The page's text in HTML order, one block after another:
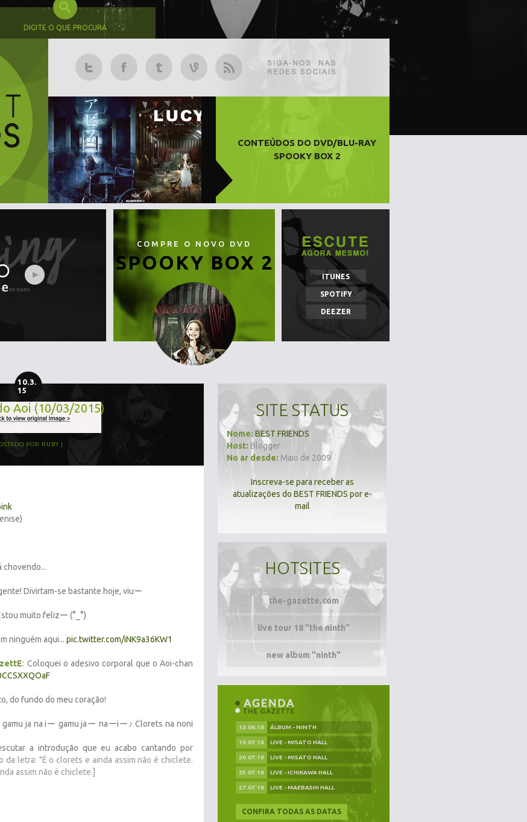
DIGITE O QUE PROCURA
CONTEÚDOS DO DVD/BLU-RAY
SPOOKY BOX 2
COMPRE O NOVO DVD
SPOOKY BOX 2
ITUNES
SPOTIFY
DEEZER
10.3.
15
Aoi (10/03/2015)
POR RUBY
chovendo...
Divirtam-se bastante hoje, viuー
muito felizー (°_°)
ninguém aqui... pic.twitter.com/iNK9a36KW1
: Coloquei o adesivo corporal que o Aoi-chan
do fundo do meu coração!
ja na iー gamu jaー naーiー♪ Clorets na noni
a introdução que eu acabo cantando por
da letra: "É o clorets e ainda assim não é chiclete.
assim não é chiclete.]
SITE STATUS
Nome: BEST FRIENDS
Host: Blogger
No ar desde: Maio de 2009
Inscreva-se para receber as
atualizações do BEST FRIENDS por e-
mail
HOTSITES
the-gazette.com
live tour 18 "the ninth"
new album "ninth"
13.06.18 ÁLBUM - NINTH
19.07.18 LIVE - MISATO HALL
20.07.18 LIVE - MISATO HALL
25.07.18 LIVE - ICHIKAWA HALL
27.07.18 LIVE - MAEBASHI HALL
CONFIRA TODAS AS DATAS